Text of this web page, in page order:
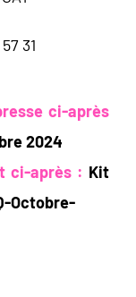
31
ci-après
2024
ci-après : Kit
Octobre-